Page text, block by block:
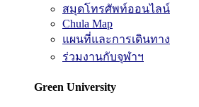
สมุดโทรศัพท์ออนไลน์
Chula Map
แผนที่และการเดินทาง
ร่วมงานกับจุฬาฯ
Green University